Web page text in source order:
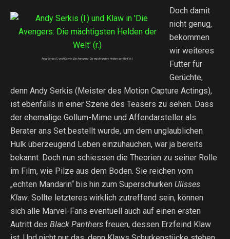
Andy Serkis (l.) und Klaw in ‚Die Avengers: Die mächtigsten Helden der Welt‘ (r.)
Doch damit
nicht genug,
bekommen
wir weiteres
Futter für
Gerüchte,
denn Andy Serkis (Meister des Motion Capture Actings),
ist ebenfalls in einer Szene des Teasers zu sehen. Dass
der ehemalige Gollum-Mime und Affendarsteller als
Berater ans Set bestellt wurde, um dem unglaublichen
Hulk überzeugend Leben einzuhauchen, war ja bereits
bekannt. Doch nun schiessen die Theorien zu seiner Rolle
im Film, wie Pilze aus dem Boden. Sie reichen vom
„echten Mandarin“ bis hin zum Superschurken Ulisses
Klaw. Sollte letzteres wirklich zutreffend sein, können
sich alle Marvel-Fans eventuell auch auf einen ersten
Autritt des Black Panthers freuen, dessen Erzfeind Klaw